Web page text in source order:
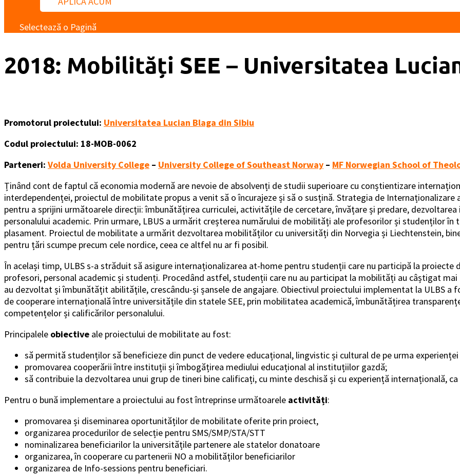
Selectează o Pagină
2018: Mobilități SEE – Universitatea
Promotorul proiectului: Universitatea Lucian Blaga din Sibiu
Codul proiectului: 18-MOB-0062
Parteneri: Volda University College – University College of Southeast Norway – MF Norwegian School of
Ținând cont de faptul că economia modernă are nevoie de absolvenți de studii superioare cu conștientizare
interdependenței, proiectul de mobilitate propus a venit să o încurajeze și să o susțină. Strategia de
pentru a sprijini următoarele direcții: îmbunătățirea curriculei, activitățile de cercetare, învățare și predare,
personalului academic. Prin urmare, LBUS a urmărit creșterea numărului de mobilități ale profesorilor și studenților
plasament. Proiectul de mobilitate a urmărit dezvoltarea mobilităților cu universități din Norvegia și Liechtenstein,
pentru țări scumpe precum cele nordice, ceea ce altfel nu ar fi posibil.
În același timp, ULBS s-a străduit să asigure internaționalizarea at-home pentru studenții care nu participă la
profesori, personal academic și studenți. Procedând astfel, studenții care nu au participat la mobilități au câștigat
au dezvoltat și îmbunătățit abilitățile, crescându-și șansele de angajare. Obiectivul proiectului implementat la ULBS a
de cooperare internațională între universitățile din statele SEE, prin mobilitatea academică, îmbunătățirea
competențelor și calificărilor personalului.
Principalele obiective ale proiectului de mobilitate au fost:
să permită studenților să beneficieze din punct de vedere educațional, lingvistic și cultural de pe urma
promovarea cooperării între instituții și îmbogățirea mediului educațional al instituțiilor gazdă;
să contribuie la dezvoltarea unui grup de tineri bine calificați, cu minte deschisă și cu experiență internațională,
Pentru o bună implementare a proiectului au fost întreprinse următoarele activități:
promovarea și diseminarea oportunităților de mobilitate oferite prin proiect,
organizarea procedurilor de selecție pentru SMS/SMP/STA/STT
nominalizarea beneficiarilor la universitățile partenere ale statelor donatoare
organizarea, în cooperare cu partenerii NO a mobilităților beneficiarilor
organizarea de Info-sessions pentru beneficiari.